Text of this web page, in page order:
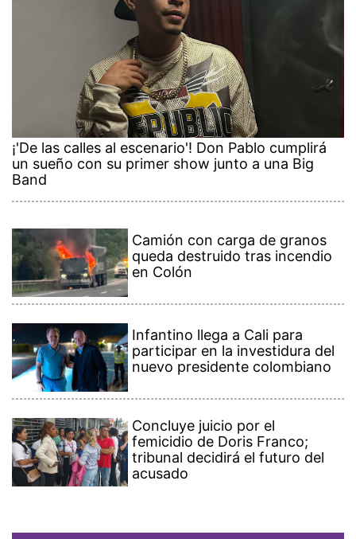
¡'De las calles al escenario'! Don Pablo cumplirá
un sueño con su primer show junto a una Big
Band
Camión con carga de granos
queda destruido tras incendio
en Colón
Infantino llega a Cali para
participar en la investidura del
nuevo presidente colombiano
Concluye juicio por el
femicidio de Doris Franco;
tribunal decidirá el futuro del
acusado